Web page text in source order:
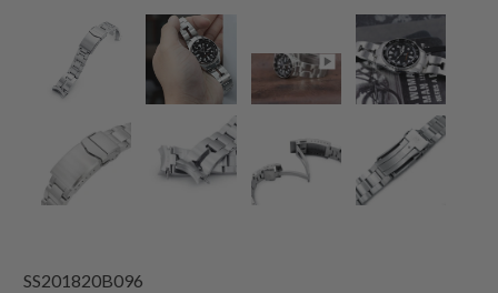
SS201820B096